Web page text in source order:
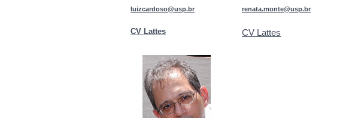
luizcardoso@usp.br
CV Lattes
renata.monte@usp.br
CV Lattes